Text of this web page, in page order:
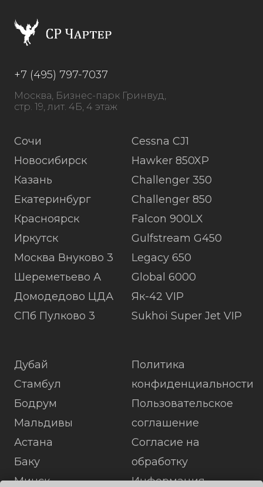
+7 (495) 797-7037
Москва, Бизнес-парк Гринвуд,
стр. 19, лит. 4Б, 4 этаж
Сочи
Новосибирск
Казань
Екатеринбург
Красноярск
Иркутск
Москва Внуково 3
Шереметьево А
Домодедово ЦДА
СПб Пулково 3
Cessna CJ1
Hawker 850XP
Challenger 350
Challenger 850
Falcon 900LX
Gulfstream G450
Legacy 650
Global 6000
Як-42 VIP
Sukhoi Super Jet VIP
Дубай
Стамбул
Бодрум
Мальдивы
Астана
Баку
Минск
Политика
конфиденциальности
Пользовательское
соглашение
Согласие на
обработку
Информация